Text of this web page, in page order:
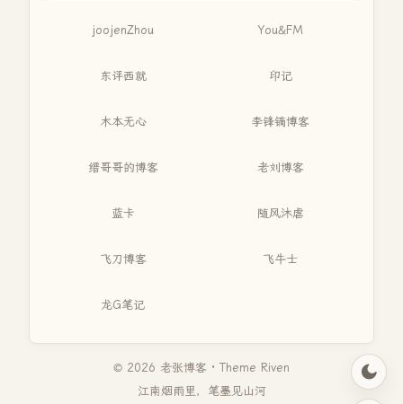
joojenZhou You&FM
东评西就 印记
木本无心 李锋镝博客
缙哥哥的博客 老刘博客
蓝卡 随风沐虐
飞刀博客 飞牛士
龙G笔记
© 2026 老张博客 · Theme Riven
江南烟雨里，笔墨见山河